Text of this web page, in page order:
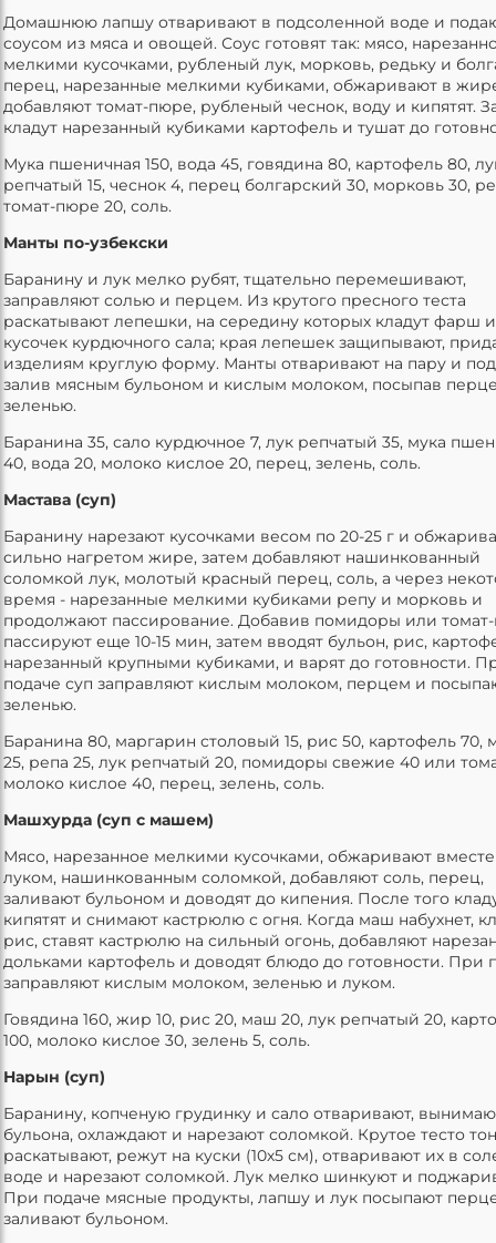
Домашнюю лапшу отваривают в подсоленной воде и
соусом из мяса и овощей. Соус готовят так: мясо,
мелкими кусочками, рубленый лук, морковь, редьку и
перец, нарезанные мелкими кубиками, обжаривают в
добавляют томат-пюре, рубленый чеснок, воду и кипятят.
кладут нарезанный кубиками картофель и тушат до
Мука пшеничная 150, вода 45, говядина 80, картофель 80,
репчатый 15, чеснок 4, перец болгарский 30, морковь 30,
томат-пюре 20, соль.
Манты по-узбекски
Баранину и лук мелко рубят, тщательно перемешивают,
заправляют солью и перцем. Из крутого пресного теста
раскатывают лепешки, на середину которых кладут фарш и
кусочек курдючного сала; края лепешек защипывают,
изделиям круглую форму. Манты отваривают на пару и
залив мясным бульоном и кислым молоком, посыпав
зеленью.
Баранина 35, сало курдючное 7, лук репчатый 35, мука
40, вода 20, молоко кислое 20, перец, зелень, соль.
Мастава (суп)
Баранину нарезают кусочками весом по 20-25 г и
сильно нагретом жире, затем добавляют нашинкованный
соломкой лук, молотый красный перец, соль, а через
время - нарезанные мелкими кубиками репу и морковь и
продолжают пассирование. Добавив помидоры или
пассируют еще 10-15 мин, затем вводят бульон, рис,
нарезанный крупными кубиками, и варят до готовности.
подаче суп заправляют кислым молоком, перцем и
зеленью.
Баранина 80, маргарин столовый 15, рис 50, картофель 70,
25, репа 25, лук репчатый 20, помидоры свежие 40 или
молоко кислое 40, перец, зелень, соль.
Машхурда (суп с машем)
Мясо, нарезанное мелкими кусочками, обжаривают
луком, нашинкованным соломкой, добавляют соль, перец,
заливают бульоном и доводят до кипения. После того
кипятят и снимают кастрюлю с огня. Когда маш набухнет,
рис, ставят кастрюлю на сильный огонь, добавляют
дольками картофель и доводят блюдо до готовности. При
заправляют кислым молоком, зеленью и луком.
Говядина 160, жир 10, рис 20, маш 20, лук репчатый 20,
100, молоко кислое 30, зелень 5, соль.
Нарын (суп)
Баранину, копченую грудинку и сало отваривают,
бульона, охлаждают и нарезают соломкой. Крутое тесто
раскатывают, режут на куски (10х5 см), отваривают их в
воде и нарезают соломкой. Лук мелко шинкуют и
При подаче мясные продукты, лапшу и лук посыпают
заливают бульоном.